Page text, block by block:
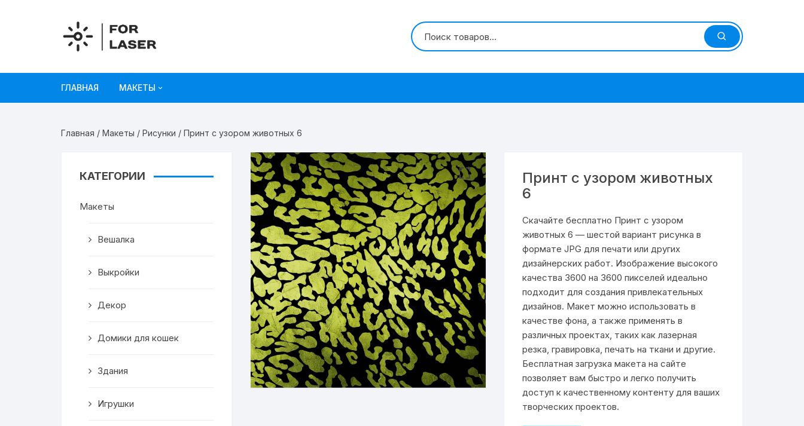
ГЛАВНАЯ МАКЕТЫ
Игрушки
Рамки для фото
Светильники
Подставки
Главная / Макеты / Рисунки / Принт с узором животных 6
Принт с узором животных
6
Скачайте бесплатно Принт с узором
животных 6 — шестой вариант рисунка в
формате JPG для печати или других
дизайнерских работ. Изображение высокого
качества 3600 на 3600 пикселей идеально
подходит для создания привлекательных
дизайнов. Макет можно использовать в
качестве фона, а также применять в
различных проектах, таких как лазерная
резка, гравировка, печать на ткани и другие.
Бесплатная загрузка макета на сайте
позволяет вам быстро и легко получить
доступ к качественному контенту для ваших
творческих проектов.
КАТЕГОРИИ
Макеты
Вешалка
Выкройки
Декор
Домики для кошек
Здания
Игрушки